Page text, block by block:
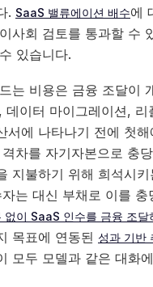
. SaaS 밸류에이션 배수에
사회 검토를 통과할 수
있습니다.
는 비용은 금융 조달이
데이터 마이그레이션, 리
서에 나타나기 전에 첫
차를 자기자본으로 충
지불하기 위해 희석시
는 대신 부채로 이를 충
없이 SaaS 인수를 금융 조달
목표에 연동된 성과 기반
모두 모델과 같은 대화